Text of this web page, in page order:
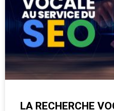
LA RECHERCHE